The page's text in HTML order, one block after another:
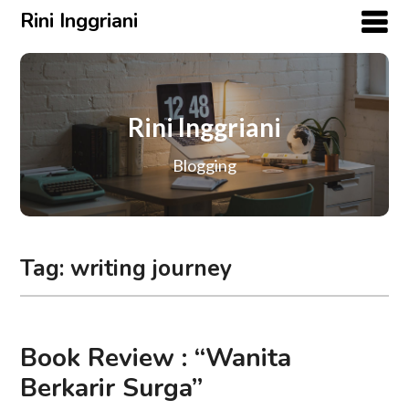
Rini Inggriani
Rini Inggriani
Blogging
Tag:writing journey
Book Review : “Wanita
Berkarir Surga”